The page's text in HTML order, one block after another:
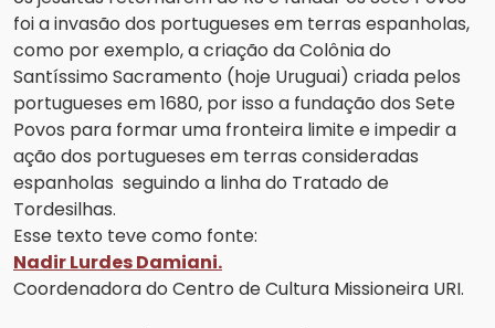
foi a invasão dos portugueses em terras espanholas,
como por exemplo, a criação da Colônia do
Santíssimo Sacramento (hoje Uruguai) criada pelos
portugueses em 1680, por isso a fundação dos Sete
Povos para formar uma fronteira limite e impedir a
ação dos portugueses em terras consideradas
espanholas seguindo a linha do Tratado de
Tordesilhas.
Esse texto teve como fonte:
Nadir Lurdes Damiani.
Coordenadora do Centro de Cultura Missioneira URI.